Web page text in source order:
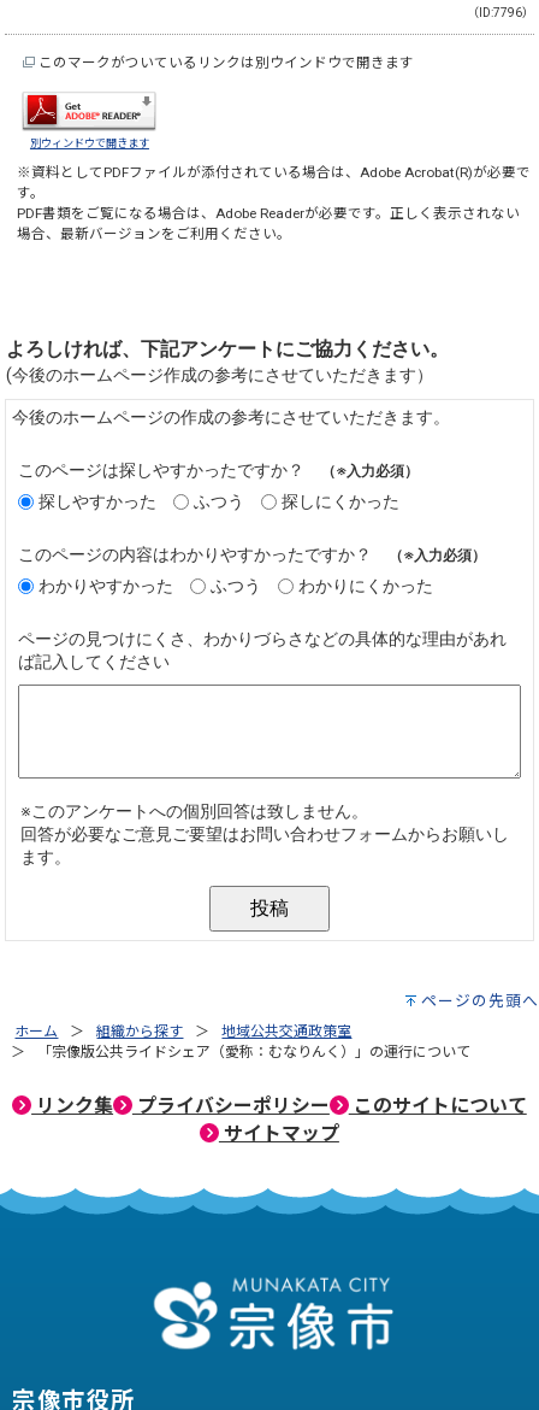
（ID:7796）
このマークがついているリンクは別ウインドウで開きます
別ウィンドウで開きます
※資料としてPDFファイルが添付されている場合は、Adobe Acrobat(R)が必要で
す。
PDF書類をご覧になる場合は、Adobe Readerが必要です。正しく表示されない
場合、最新バージョンをご利用ください。
ページの先頭へ
ホーム 組織から探す
地域公共交通政策室
「宗像版公共ライドシェア（愛称：むなりんく）」の運行について
リンク集 プライバシーポリシー
このサイトについて
サイトマップ
宗像市役所